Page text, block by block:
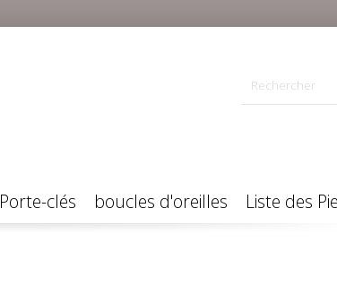
Porte-clés boucles d'oreilles Liste des